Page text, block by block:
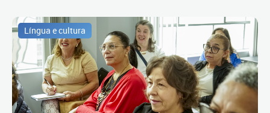
Língua e cultura